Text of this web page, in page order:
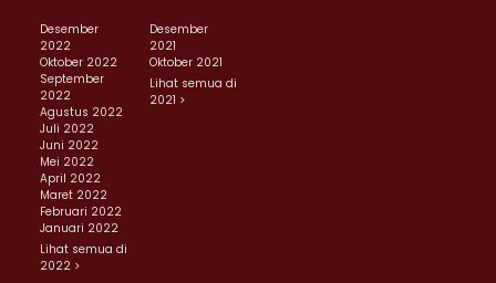
Desember
2022
Oktober 2022
September
2022
Agustus 2022
Juli 2022
Juni 2022
Mei 2022
April 2022
Maret 2022
Februari 2022
Januari 2022
Lihat semua di
2022 >
Desember
2021
Oktober 2021
Lihat semua di
2021 >